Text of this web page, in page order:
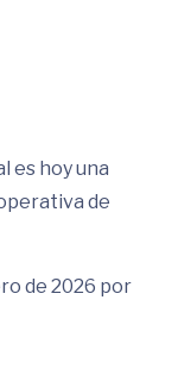
es hoy una
de
de 2026 por